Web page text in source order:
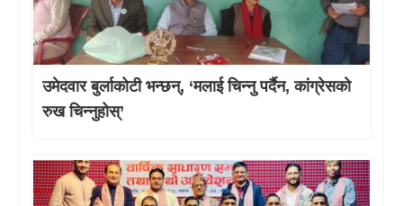
उमेदवार बुर्लाकोटी भन्छन्, ‘मलाई चिन्नु पर्दैन, कांग्रेसको
रुख चिन्नुहोस्’